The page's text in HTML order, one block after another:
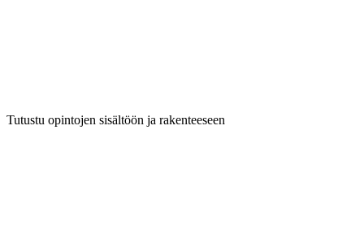
Tutustu opintojen sisältöön ja rakenteeseen